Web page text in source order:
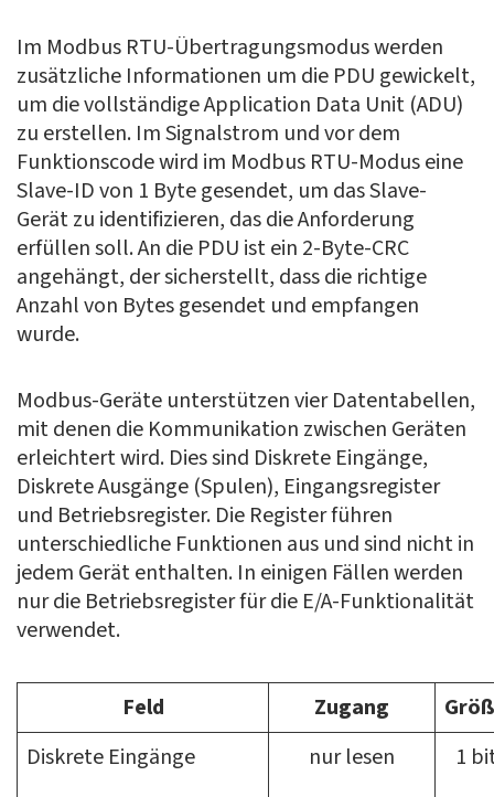
Im Modbus RTU-Übertragungsmodus werden
zusätzliche Informationen um die PDU gewickelt,
um die vollständige Application Data Unit (ADU)
zu erstellen. Im Signalstrom und vor dem
Funktionscode wird im Modbus RTU-Modus eine
Slave-ID von 1 Byte gesendet, um das Slave-
Gerät zu identifizieren, das die Anforderung
erfüllen soll. An die PDU ist ein 2-Byte-CRC
angehängt, der sicherstellt, dass die richtige
Anzahl von Bytes gesendet und empfangen
wurde.
Modbus-Geräte unterstützen vier Datentabellen,
mit denen die Kommunikation zwischen Geräten
erleichtert wird. Dies sind Diskrete Eingänge,
Diskrete Ausgänge (Spulen), Eingangsregister
und Betriebsregister. Die Register führen
unterschiedliche Funktionen aus und sind nicht in
jedem Gerät enthalten. In einigen Fällen werden
nur die Betriebsregister für die E/A-Funktionalität
verwendet.
Feld Zugang
Diskrete Eingänge
nur lesen 1